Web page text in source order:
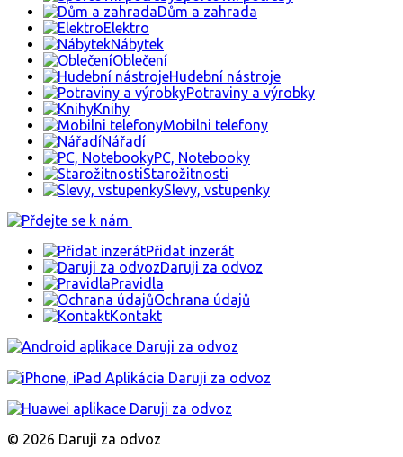
Dům a zahrada
Elektro
Nábytek
Oblečení
Hudební nástroje
Potraviny a výrobky
Knihy
Mobilni telefony
Nářadí
PC, Notebooky
Starožitnosti
Slevy, vstupenky
Přidat inzerát
Daruji za odvoz
Pravidla
Ochrana údajů
Kontakt
© 2026 Daruji za odvoz